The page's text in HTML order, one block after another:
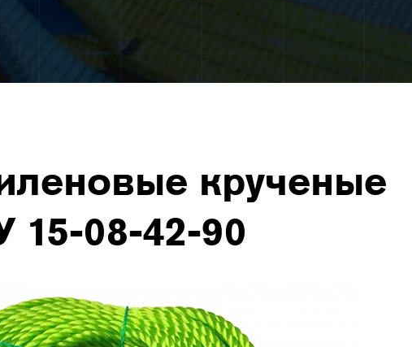
крученые
15-08-42-90